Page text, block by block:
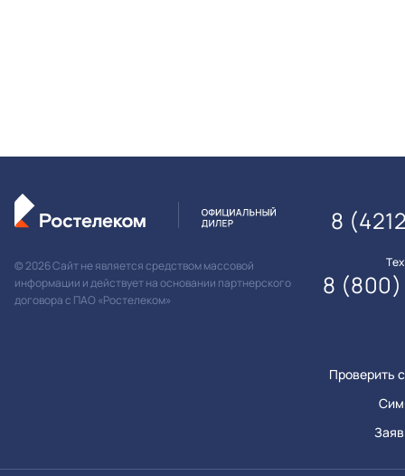
© 2026 Сайт не является средством массовой
информации и действует на основании партнерского
договора с ПАО «Ростелеком»
Проверить
8
8